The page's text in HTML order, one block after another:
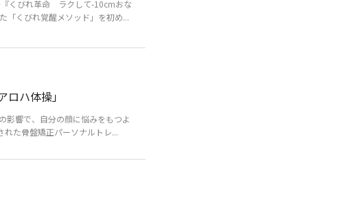
くびれ革命 ラクして-10cmおな
「くびれ覚醒メソッド」を初め...
ハ体操」
影響で、自分の顔に悩みをもつよ
た骨盤矯正パーソナルトレ...